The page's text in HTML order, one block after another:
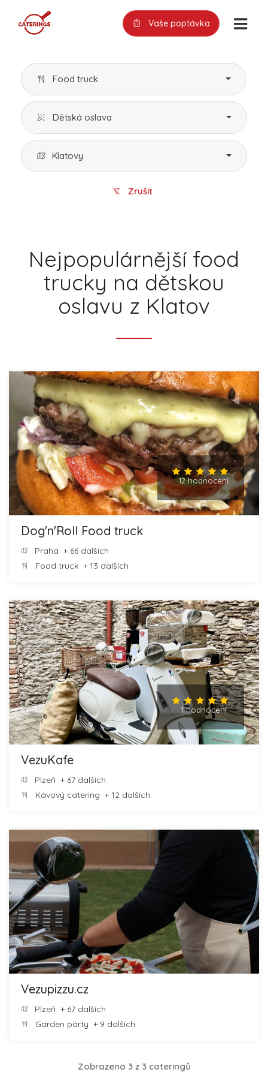
Vaše poptávka
Food truck
Dětská oslava
Klatovy
Zrušit
Nejpopulárnější food
trucky na dětskou
oslavu z Klatov
12 hodnocení
Dog'n'Roll Food truck
Praha + 66 dalších
Food truck + 13 dalších
1 hodnocení
VezuKafe
Plzeň + 67 dalších
Kávový catering + 12 dalších
Vezupizzu.cz
Plzeň + 67 dalších
Garden párty + 9 dalších
Zobrazeno 3 z 3 cateringů